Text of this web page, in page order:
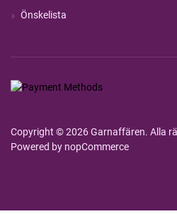
Önskelista
Copyright © 2026 Garnaffären. Alla
Powered by nopCommerce